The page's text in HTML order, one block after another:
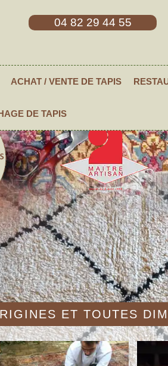
04 82 29 44 55
ACHAT / VENTE DE TAPIS
DE TAPIS
ET TOUTES